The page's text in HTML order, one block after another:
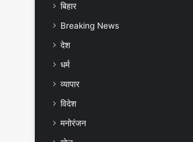
बिहार
Breaking News
देश
धर्म
व्यापार
विदेश
मनोरंजन